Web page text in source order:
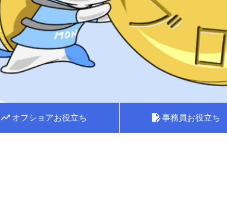
trending_upオフショアお役立ち edit_document事務員お役立ち